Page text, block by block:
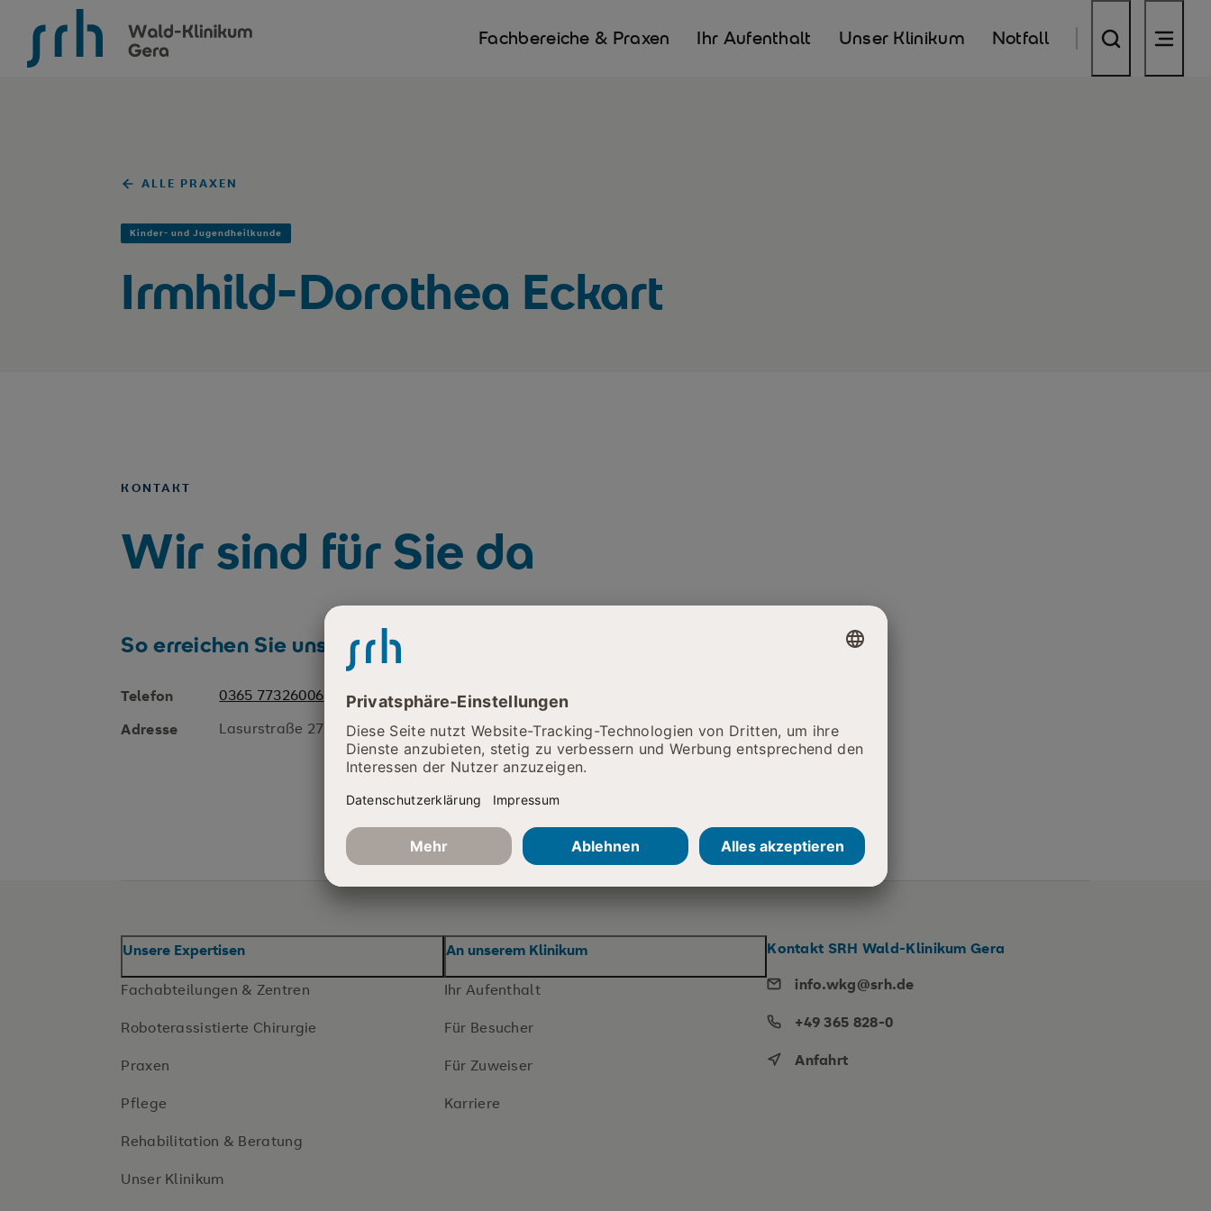
Fachbereiche & Praxen Ihr Aufenthalt Unser Klinikum Notfall
ALLE PRAXEN
Kinder- und Jugendheilkunde
Irmhild-Dorothea Eckart
KONTAKT
Wir sind für Sie da
So erreichen Sie uns
Telefon
0365 77326006
Adresse
Lasurstraße 27, 07551 Gera
Montag
Mittwoch
08:45 – 12:45 Uhr
Freitag
08:45 – 12:45 Uhr
Unsere Expertisen
Fachabteilungen & Zentren
Roboterassistierte Chirurgie
Praxen
Pflege
Rehabilitation & Beratung
Unser Klinikum
An unserem Klinikum
Ihr Aufenthalt
Für Besucher
Für Zuweiser
Karriere
Kontakt SRH Wald-Klinikum Gera
info.wkg@srh.de
+49 365 828-0
Anfahrt